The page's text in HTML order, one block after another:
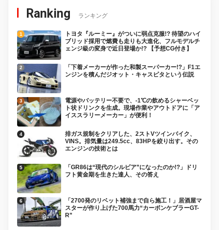
Ranking ランキング
トヨタ『ルーミー』がついに弱点克服!? 待望のハイ
ブリッド採用で燃費も走りも大進化、フルモデルチ
ェンジ級の変身で近日登場か!? 【予想CG付き】
「下着メーカーが作った和製スーパーカー!?」F1エ
ンジンを積んだジオット・キャスピタという伝説
電源やバッテリー不要で、-1℃の飲めるシャーベッ
ト状ドリンクを生成。現場作業やアウトドアに「ア
イススラリーメーカー」が便利！
排ガス規制をクリアした、2ストVツインバイク、
VINS。排気量は249.5cc、83HPを絞り出す。その
エンジンの技術とは
「GR86は“現代のシルビア”になったのか!?」ドリ
フト黄金期を生きた達人、その答え
「2700発のリベット補強まで自ら施工！」居酒屋マ
スターが作り上げた700馬力“カーボンケブラーGT-
R”